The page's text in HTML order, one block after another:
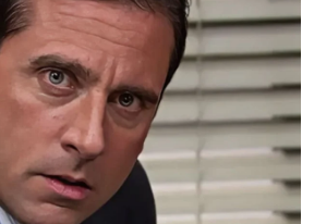
menyampaikan watikah pelantikan
dan Pembangunan Keusahawanan
Rashidi pada Rabu. - Foto: Bernama
turut mengangkat
ialah ADUN Datok
Singh Deo yang juga
Menteri 2; ADUN Sungai